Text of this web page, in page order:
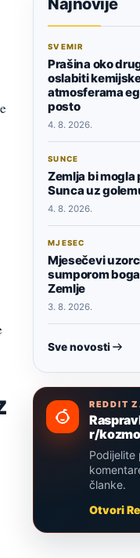
SVEMIR
Prašina oko
oslabiti
atmosferama
posto
4. 8. 2026.
SUNCE
Zemlja bi
Sunca uz
4. 8. 2026.
MJESEC
Mjesečevi
sumporom
Zemlje
3. 8. 2026.
Sve novosti
REDDIT
r/
Podijelite
članke.
Otvori